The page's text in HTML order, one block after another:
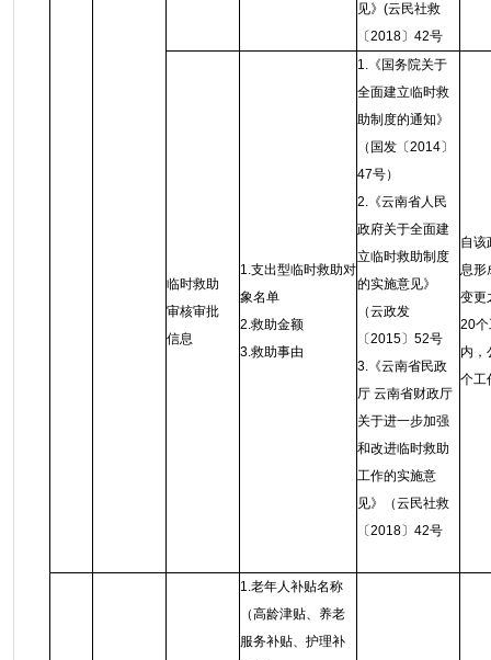
见》(云民社救
〔2018〕42号
临时救助
审核审批
信息
1.支出型临时救助对
象名单
2.救助金额
3.救助事由
1.《国务院关于
全面建立临时救
助制度的通知》
（国发〔2014〕
47号）
2.《云南省人民
政府关于全面建
立临时救助制度
的实施意见》
（云政发
〔2015〕52号
3.《云南省民政
厅 云南省财政厅
关于进一步加强
和改进临时救助
工作的实施意
见》（云民社救
〔2018〕42号
自该
息形
变更
20
内，
个工
1.老年人补贴名称
（高龄津贴、养老
服务补贴、护理补